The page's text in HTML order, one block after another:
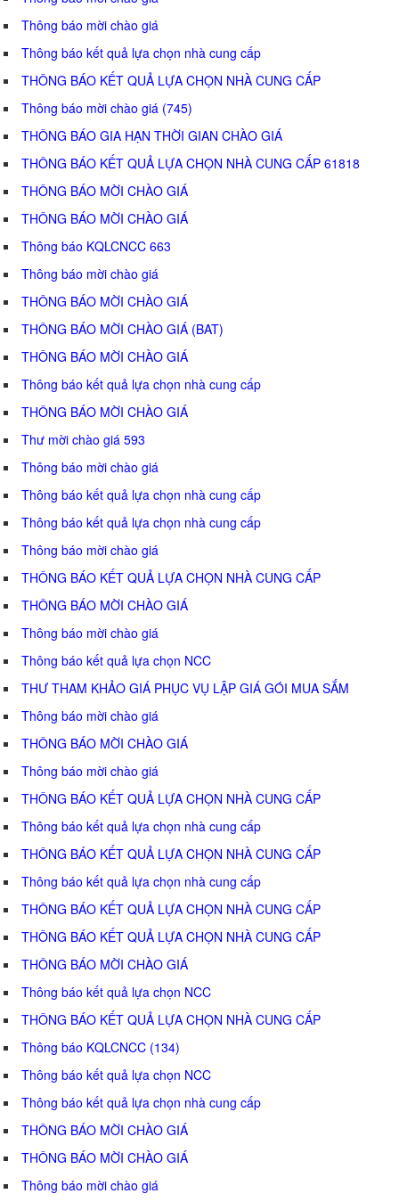
Thông báo mời chào giá
Thông báo kết quả lựa chọn nhà cung cấp
THÔNG BÁO KẾT QUẢ LỰA CHỌN NHÀ CUNG CẤP
Thông báo mời chào giá (745)
THÔNG BÁO GIA HẠN THỜI GIAN CHÀO GIÁ
THÔNG BÁO KẾT QUẢ LỰA CHỌN NHÀ CUNG CẤP 61818
THÔNG BÁO MỜI CHÀO GIÁ
THÔNG BÁO MỜI CHÀO GIÁ
Thông báo KQLCNCC 663
Thông báo mời chào giá
THÔNG BÁO MỜI CHÀO GIÁ
THÔNG BÁO MỜI CHÀO GIÁ (BAT)
THÔNG BÁO MỜI CHÀO GIÁ
Thông báo kết quả lựa chọn nhà cung cấp
THÔNG BÁO MỜI CHÀO GIÁ
Thư mời chào giá 593
Thông báo mời chào giá
Thông báo kết quả lựa chọn nhà cung cấp
Thông báo kết quả lựa chọn nhà cung cấp
Thông báo mời chào giá
THÔNG BÁO KẾT QUẢ LỰA CHỌN NHÀ CUNG CẤP
THÔNG BÁO MỜI CHÀO GIÁ
Thông báo mời chào giá
Thông báo kết quả lựa chọn NCC
THƯ THAM KHẢO GIÁ PHỤC VỤ LẬP GIÁ GÓI MUA SẮM
Thông báo mời chào giá
THÔNG BÁO MỜI CHÀO GIÁ
Thông báo mời chào giá
THÔNG BÁO KẾT QUẢ LỰA CHỌN NHÀ CUNG CẤP
Thông báo kết quả lựa chọn nhà cung cấp
THÔNG BÁO KẾT QUẢ LỰA CHỌN NHÀ CUNG CẤP
Thông báo kết quả lựa chọn nhà cung cấp
THÔNG BÁO KẾT QUẢ LỰA CHỌN NHÀ CUNG CẤP
THÔNG BÁO KẾT QUẢ LỰA CHỌN NHÀ CUNG CẤP
THÔNG BÁO MỜI CHÀO GIÁ
Thông báo kết quả lựa chọn NCC
THÔNG BÁO KẾT QUẢ LỰA CHỌN NHÀ CUNG CẤP
Thông báo KQLCNCC (134)
Thông báo kết quả lựa chọn NCC
Thông báo kết quả lựa chọn nhà cung cấp
THÔNG BÁO MỜI CHÀO GIÁ
THÔNG BÁO MỜI CHÀO GIÁ
Thông báo mời chào giá